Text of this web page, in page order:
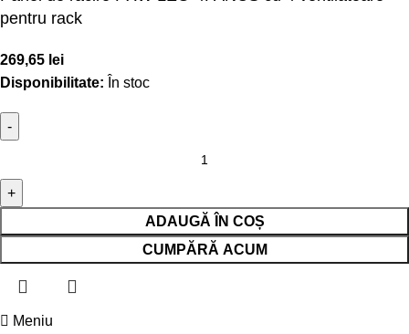
pentru rack
269,65 lei
Disponibilitate: În stoc
ADAUGĂ ÎN COȘ
CUMPĂRĂ ACUM
Meniu